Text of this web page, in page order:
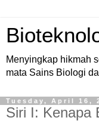
Menyingkap hikmah
mata Sains Biologi
Tuesday, April 16,
Siri I: Kenapa